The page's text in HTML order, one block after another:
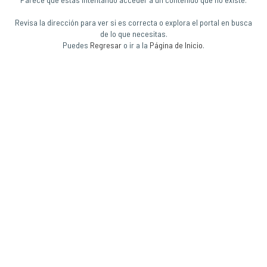
Revisa la dirección para ver si es correcta o explora el portal en busca
de lo que necesitas.
Puedes Regresar o ir a la Página de Inicio.